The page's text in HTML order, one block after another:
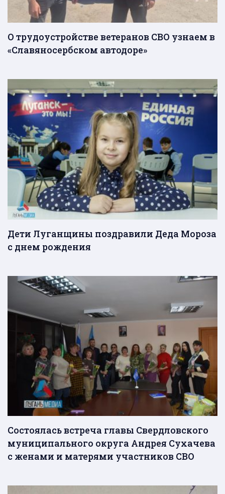
О трудоустройстве ветеранов СВО узнаем в
«Славяносербском автодоре»
Дети Луганщины поздравили Деда Мороза
с днем рождения
Состоялась встреча главы Свердловского
муниципального округа Андрея Сухачева
с женами и матерями участников СВО